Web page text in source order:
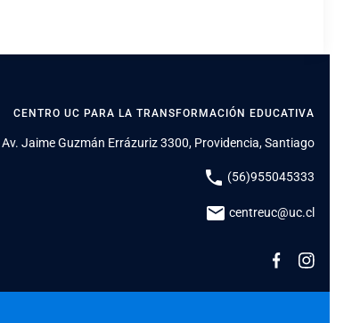
CENTRO UC PARA LA TRANSFORMACIÓN EDUCATIVA
Av. Jaime Guzmán Errázuriz 3300, Providencia, Santiago
phone (56)955045333
mail centreuc@uc.cl